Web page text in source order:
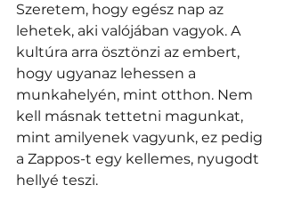
Szeretem, hogy egész nap az
lehetek, aki valójában vagyok. A
kultúra arra ösztönzi az embert,
hogy ugyanaz lehessen a
munkahelyén, mint otthon. Nem
kell másnak tettetni magunkat,
mint amilyenek vagyunk, ez pedig
a Zappos-t egy kellemes, nyugodt
hellyé teszi.